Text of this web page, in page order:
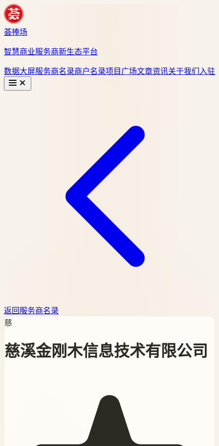
荟捧场
智慧商业服务商新生态平台
数据大屏服务商名录商户名录项目广场文章资讯关于我们 入驻
返回服务商名录
慈
慈溪金刚木信息技术有限公司